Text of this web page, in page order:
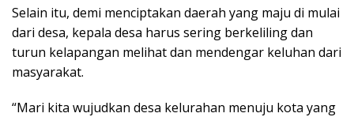
Selain itu, demi menciptakan daerah yang maju di mulai
dari desa, kepala desa harus sering berkeliling dan
turun kelapangan melihat dan mendengar keluhan dari
masyarakat.
“Mari kita wujudkan desa kelurahan menuju kota yang